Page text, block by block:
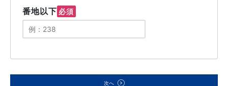
番地以下 必須
次へ